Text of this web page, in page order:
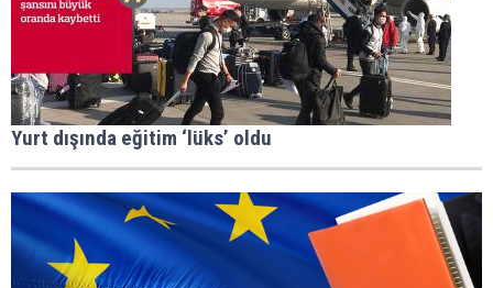
Yurt dışında eğitim ‘lüks’ oldu